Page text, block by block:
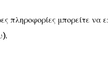
πληροφορίες μπορείτε